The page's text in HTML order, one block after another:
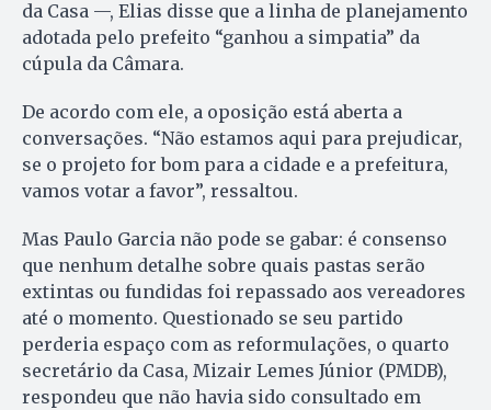
da Casa —, Elias disse que a linha de planejamento
adotada pelo prefeito “ganhou a simpatia” da
cúpula da Câmara.
De acordo com ele, a oposição está aberta a
conversações. “Não estamos aqui para prejudicar,
se o projeto for bom para a cidade e a prefeitura,
vamos votar a favor”, ressaltou.
Mas Paulo Garcia não pode se gabar: é consenso
que nenhum detalhe sobre quais pastas serão
extintas ou fundidas foi repassado aos vereadores
até o momento. Questionado se seu partido
perderia espaço com as reformulações, o quarto
secretário da Casa, Mizair Lemes Júnior (PMDB),
respondeu que não havia sido consultado em